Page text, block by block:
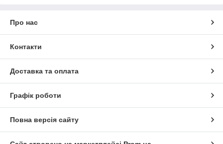
Про нас
Контакти
Доставка та оплата
Графік роботи
Повна версія сайту